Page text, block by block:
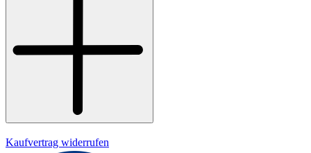
Kaufvertrag widerrufen